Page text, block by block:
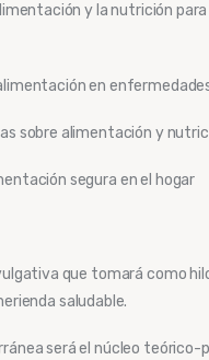
y la nutrición
en
sobre alimentación y
segura en el hogar
que tomará como
saludable.
será el núcleo teórico-